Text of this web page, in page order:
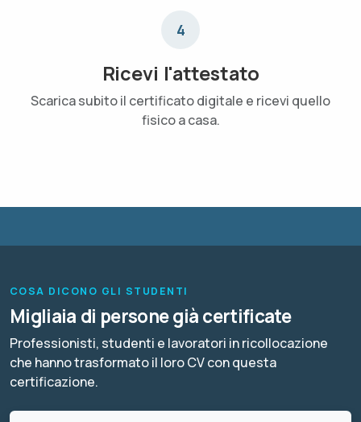
4
Ricevi l'attestato
Scarica subito il certificato digitale e ricevi quello
fisico a casa.
COSA DICONO GLI STUDENTI
Migliaia di persone già certificate
Professionisti, studenti e lavoratori in ricollocazione
che hanno trasformato il loro CV con questa
certificazione.